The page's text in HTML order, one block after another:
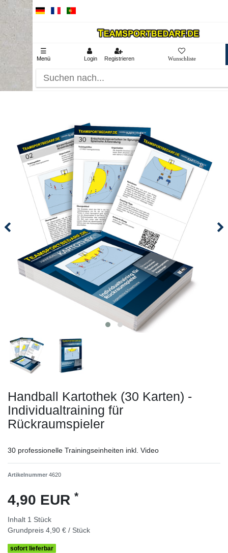
☰
Menü Login Registrieren
Handball Kartothek (30 Karten) -
Individualtraining für
Rückraumspieler
30 professionelle Trainingseinheiten inkl. Video
Artikelnummer 4620
4,90 EUR *
Inhalt 1 Stück
Grundpreis 4,90 € / Stück
sofort lieferbar